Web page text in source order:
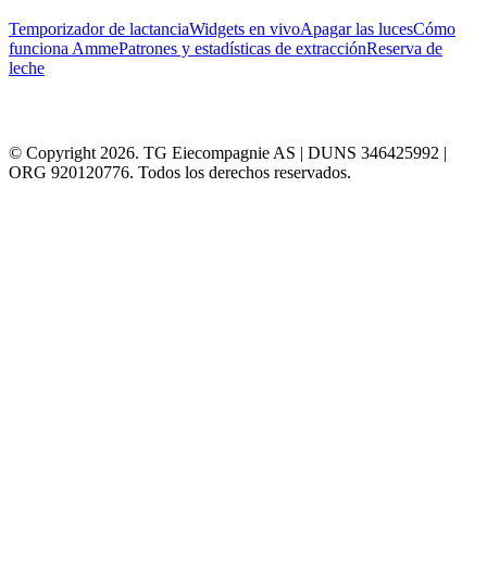
Temporizador de lactanciaWidgets en vivoApagar las lucesCómo
funciona AmmePatrones y estadísticas de extracciónReserva de
leche
© Copyright 2026. TG Eiecompagnie AS | DUNS 346425992 |
ORG 920120776. Todos los derechos reservados.